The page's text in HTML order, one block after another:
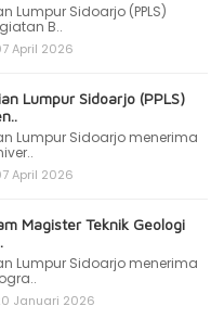
Lumpur Sidoarjo (PPLS)
B..
April 2026
Lumpur Sidoarjo (PPLS)
Lumpur Sidoarjo menerima
April 2026
Magister Teknik Geologi
Lumpur Sidoarjo menerima
Januari 2026